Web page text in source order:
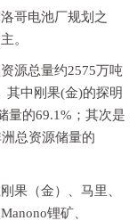
哥电池厂规划之
。
源总量约2575万吨
其中刚果(金)的探明
量的69.1%；其次是
总资源储量的
果（金）、马里、
锂矿、